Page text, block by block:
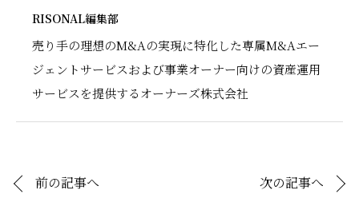
RISONAL編集部
売り手の理想のM&Aの実現に特化した専属M&Aエー
ジェントサービスおよび事業オーナー向けの資産運用
サービスを提供するオーナーズ株式会社
前の記事へ 次の記事へ